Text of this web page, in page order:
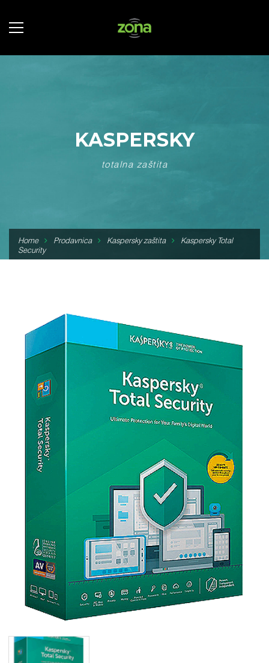
KASPERSKY
totalna zaštita
Home Prodavnica Kaspersky zaštita Kaspersky Total
Security